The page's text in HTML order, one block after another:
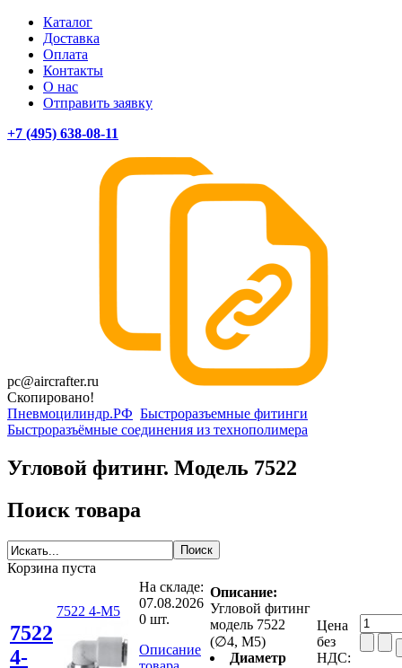
Каталог
Доставка
Оплата
Контакты
О нас
Отправить заявку
+7 (495) 638-08-11
pc@aircrafter.ru
Скопировано!
Пневмоцилиндр.РФ Быстроразъемные фитинги
Быстроразъёмные соединения из технополимера
Угловой фитинг. Модель 7522
Поиск товара
Корзина пуста
7522
4-
7522 4-M5
На складе:
07.08.2026
0 шт.
Описание
Описание:
Угловой фитинг
модель 7522
(∅4, M5)
Диаметр
Цена
без
НДС: